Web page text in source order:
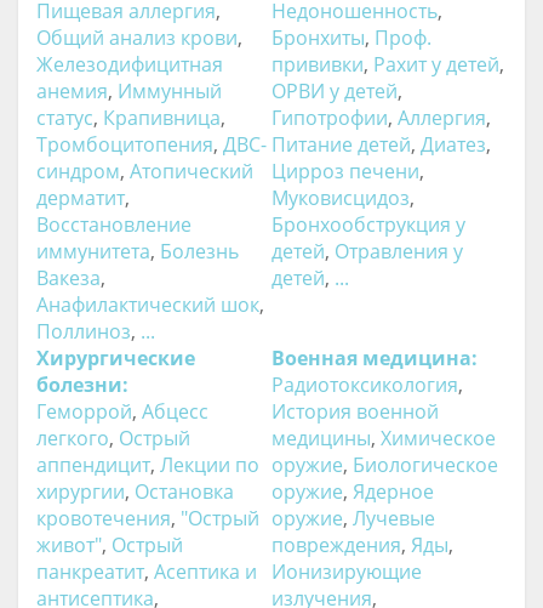
Пищевая аллергия,
Общий анализ крови,
Железодифицитная
анемия, Иммунный
статус, Крапивница,
Тромбоцитопения, ДВС-
синдром, Атопический
дерматит,
Восстановление
иммунитета, Болезнь
Вакеза,
Анафилактический шок,
Поллиноз, ...
Недоношенность,
Бронхиты, Проф.
прививки, Рахит у детей,
ОРВИ у детей,
Гипотрофии, Аллергия,
Питание детей, Диатез,
Цирроз печени,
Муковисцидоз,
Бронхообструкция у
детей, Отравления у
детей, ...
Хирургические
болезни:
Геморрой, Абцесс
легкого, Острый
аппендицит, Лекции по
хирургии, Остановка
кровотечения, "Острый
живот", Острый
панкреатит, Асептика и
антисептика,
Военная медицина:
Радиотоксикология,
История военной
медицины, Химическое
оружие, Биологическое
оружие, Ядерное
оружие, Лучевые
повреждения, Яды,
Ионизирующие
излучения,